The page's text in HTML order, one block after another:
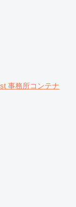
事務所コンテナ